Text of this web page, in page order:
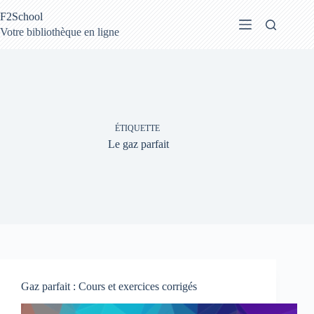
au
contenu
F2School
Votre bibliothèque en ligne
ÉTIQUETTE
Le gaz parfait
Gaz parfait : Cours et exercices corrigés